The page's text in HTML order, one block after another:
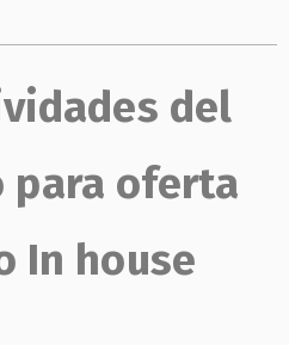
del
oferta
In house